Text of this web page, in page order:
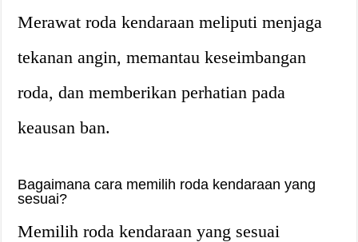
Merawat roda kendaraan meliputi menjaga
tekanan angin, memantau keseimbangan
roda, dan memberikan perhatian pada
keausan ban.
Bagaimana cara memilih roda kendaraan yang
sesuai?
Memilih roda kendaraan yang sesuai